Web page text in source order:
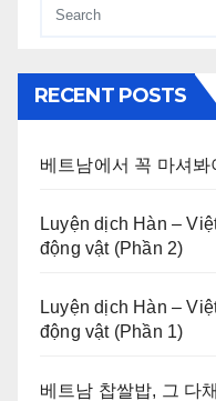
RECENT POSTS
베트남에서 꼭 마셔봐
Luyện dịch Hàn –
động vật (Phần 2)
Luyện dịch Hàn –
động vật (Phần 1)
베트남 찹쌀밥, 그 다